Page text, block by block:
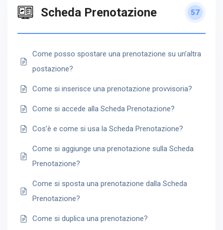
Scheda Prenotazione 57
Come posso spostare una prenotazione su un’altra
postazione?
Come si inserisce una prenotazione provvisoria?
Come si accede alla Scheda Prenotazione?
Cos’è e come si usa la Scheda Prenotazione?
Come si aggiunge una prenotazione sulla Scheda
Prenotazione?
Come si sposta una prenotazione dalla Scheda
Prenotazione?
Come si duplica una prenotazione?